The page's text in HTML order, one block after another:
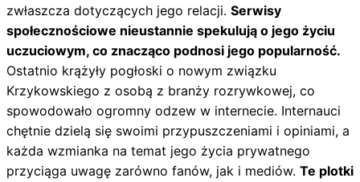
zwłaszcza dotyczących jego relacji. Serwisy
społecznościowe nieustannie spekulują o jego życiu
uczuciowym, co znacząco podnosi jego popularność.
Ostatnio krążyły pogłoski o nowym związku
Krzykowskiego z osobą z branży rozrywkowej, co
spowodowało ogromny odzew w internecie. Internauci
chętnie dzielą się swoimi przypuszczeniami i opiniami, a
każda wzmianka na temat jego życia prywatnego
przyciąga uwagę zarówno fanów, jak i mediów. Te plotki